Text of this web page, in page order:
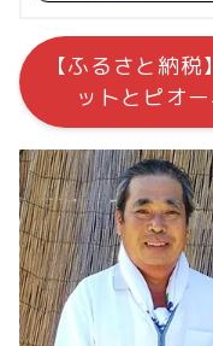
【ふるさと納
ットとピオ